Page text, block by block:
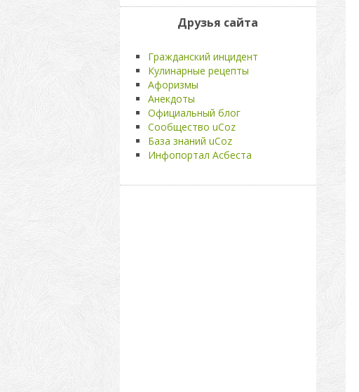
Друзья сайта
Гражданский инцидент
Кулинарные рецепты
Афоризмы
Анекдоты
Официальный блог
Сообщество uCoz
База знаний uCoz
Инфопортал Асбеста